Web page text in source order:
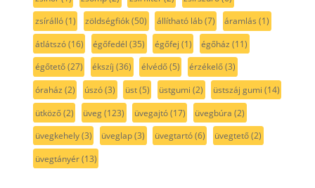
zsírálló(1) zöldségfiók(50) állítható láb(7) áramlás (1)
átlátszó(16) égőfedél (35) égőfej (1) égőház (11)
égőtető(27) ékszíj (36) élvédő(5) érzékelő(3)
óraház (2) úszó(3) üst(5) üstgumi (2) üstszáj gumi (14)
ütköző(2) üveg(123) üvegajtó(17) üvegbúra (2)
üvegkehely(3) üveglap(3) üvegtartó(6) üvegtető(2)
üvegtányér(13)